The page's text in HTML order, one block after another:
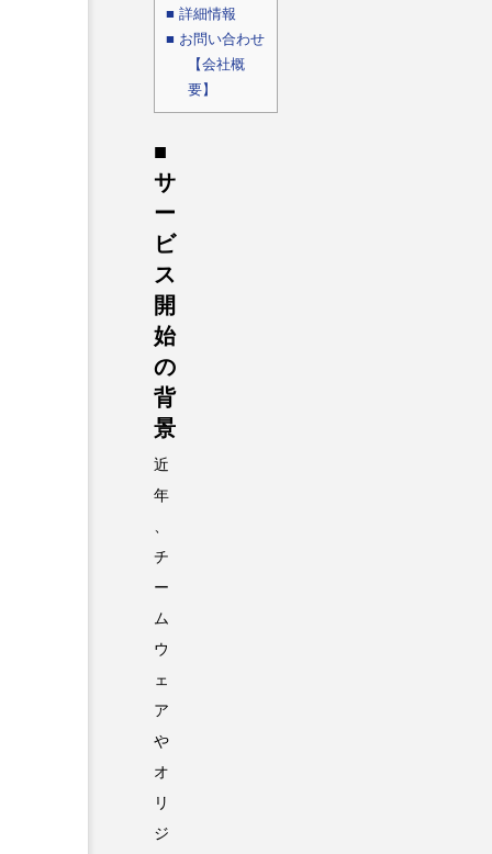
■ 詳細情報
■ お問い合わせ
【会社概
要】
■
サ
ー
ビ
ス
開
始
の
背
景
近
年
、
チ
ー
ム
ウ
ェ
ア
や
オ
リ
ジ